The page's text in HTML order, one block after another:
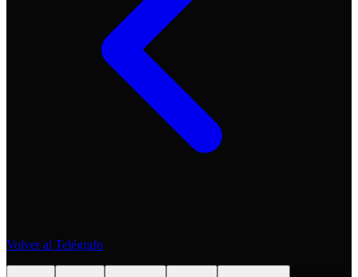
Volver al Telégrafo